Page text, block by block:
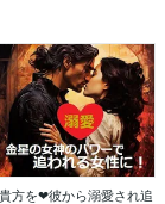
貴方を❤彼から溺愛され追